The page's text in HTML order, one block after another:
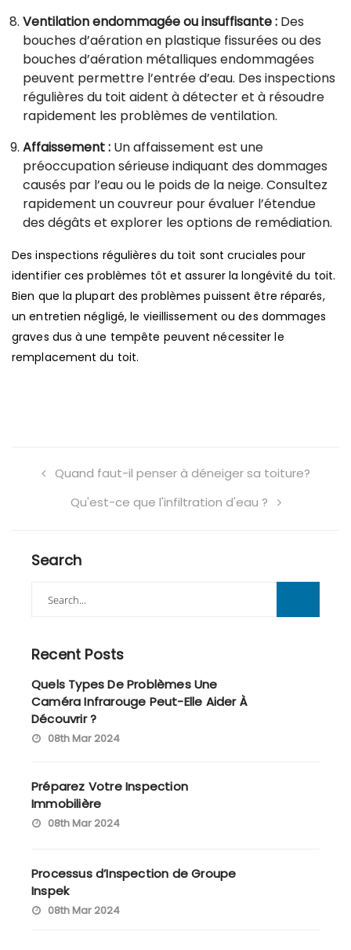
Ventilation endommagée ou insuffisante : Des
bouches d’aération en plastique fissurées ou des
bouches d’aération métalliques endommagées
peuvent permettre l’entrée d’eau. Des inspections
régulières du toit aident à détecter et à résoudre
rapidement les problèmes de ventilation.
Affaissement : Un affaissement est une
préoccupation sérieuse indiquant des dommages
causés par l’eau ou le poids de la neige. Consultez
rapidement un couvreur pour évaluer l’étendue
des dégâts et explorer les options de remédiation.
Des inspections régulières du toit sont cruciales pour
identifier ces problèmes tôt et assurer la longévité du toit.
Bien que la plupart des problèmes puissent être réparés,
un entretien négligé, le vieillissement ou des dommages
graves dus à une tempête peuvent nécessiter le
remplacement du toit.
Quand faut-il penser à déneiger sa toiture?
Qu'est-ce que l'infiltration d'eau ?
Search
for:
Recent Posts
Quels Types De Problèmes Une
Caméra Infrarouge Peut-Elle Aider À
Découvrir ?
08th Mar 2024
Préparez Votre Inspection
Immobilière
08th Mar 2024
Processus d’Inspection de Groupe
Inspek
08th Mar 2024